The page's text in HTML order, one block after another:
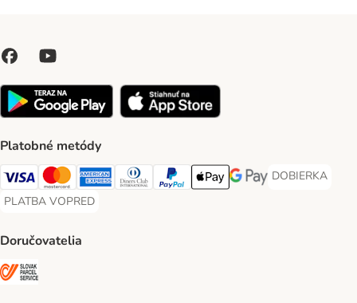
Platobné metódy
Visa Payment Method
Mastercard Payment Method
American Express Payment Method
Diners Club Payment Method
PayPal Payment Method
Apple Pay Payment Method
Google Pay Payment
DOBIERKA
DOBIERKA
PLATBA VOPRED
PLATBA VOPRED Payment Method
Doručovatelia